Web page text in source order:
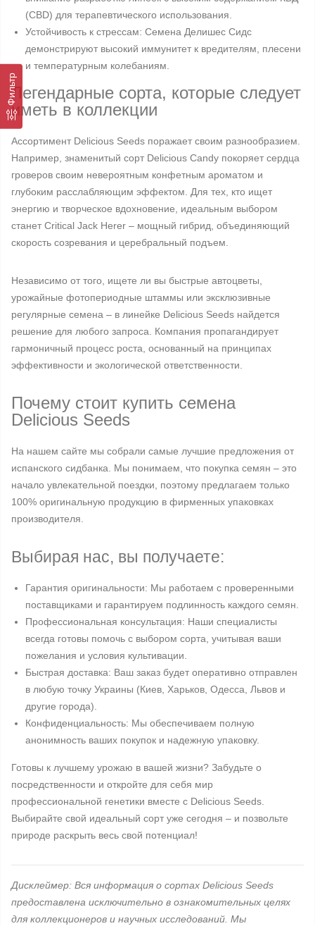
Фильтр
(CBD) для терапевтического использования.
Устойчивость к стрессам: Семена Делишес Сидс
демонстрируют высокий иммунитет к вредителям, плесени
и температурным колебаниям.
Легендарные сорта, которые следует
иметь в коллекции
Ассортимент Delicious Seeds поражает своим разнообразием.
Например, знаменитый сорт Delicious Candy покоряет сердца
гроверов своим невероятным конфетным ароматом и
глубоким расслабляющим эффектом. Для тех, кто ищет
энергию и творческое вдохновение, идеальным выбором
станет Critical Jack Herer – мощный гибрид, объединяющий
скорость созревания и церебральный подъем.
Независимо от того, ищете ли вы быстрые автоцветы,
урожайные фотопериодные штаммы или эксклюзивные
регулярные семена – в линейке Delicious Seeds найдется
решение для любого запроса. Компания пропагандирует
гармоничный процесс роста, основанный на принципах
эффективности и экологической ответственности.
Почему стоит купить семена
Delicious Seeds
На нашем сайте мы собрали самые лучшие предложения от
испанского сидбанка. Мы понимаем, что покупка семян – это
начало увлекательной поездки, поэтому предлагаем только
100% оригинальную продукцию в фирменных упаковках
производителя.
Выбирая нас, вы получаете:
Гарантия оригинальности: Мы работаем с проверенными
поставщиками и гарантируем подлинность каждого семян.
Профессиональная консультация: Наши специалисты
всегда готовы помочь с выбором сорта, учитывая ваши
пожелания и условия культивации.
Быстрая доставка: Ваш заказ будет оперативно отправлен
в любую точку Украины (Киев, Харьков, Одесса, Львов и
другие города).
Конфиденциальность: Мы обеспечиваем полную
анонимность ваших покупок и надежную упаковку.
Готовы к лучшему урожаю в вашей жизни? Забудьте о
посредственности и откройте для себя мир
профессиональной генетики вместе с Delicious Seeds.
Выбирайте свой идеальный сорт уже сегодня – и позвольте
природе раскрыть весь свой потенциал!
Дисклеймер: Вся информация о сортах Delicious Seeds
предоставлена исключительно в ознакомительных целях
для коллекционеров и научных исследований. Мы